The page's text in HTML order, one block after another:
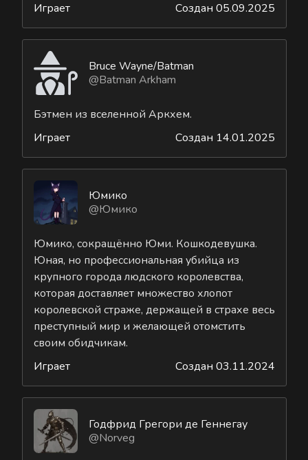
Играет
Создан 05.09.2025
Bruce Wayne/Batman
@Batman Arkham
Бэтмен из вселенной Аркхем.
Играет
Создан 14.01.2025
Юмико
@Юмико
Юмико, сокращённо Юми. Кошкодевушка.
Юная, но профессиональная убийца из
крупного города людского королевства,
которая доставляет множество хлопот
королевской страже, держащей в страхе весь
преступный мир и желающей отомстить
своим обидчикам.
Играет
Создан 03.11.2024
Годфрид Грегори де Геннегау
@Norveg